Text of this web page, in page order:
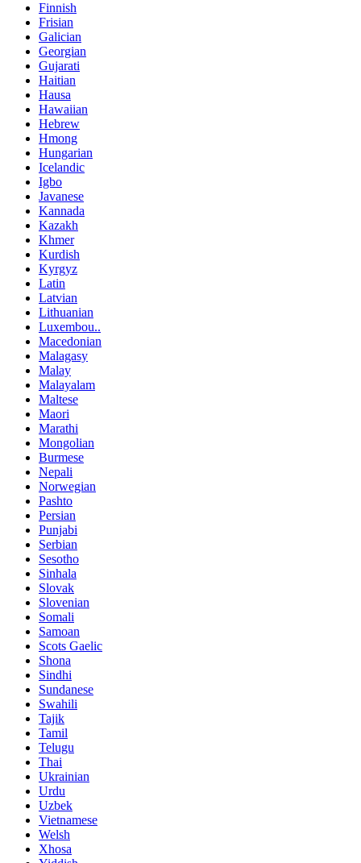
Finnish
Frisian
Galician
Georgian
Gujarati
Haitian
Hausa
Hawaiian
Hebrew
Hmong
Hungarian
Icelandic
Igbo
Javanese
Kannada
Kazakh
Khmer
Kurdish
Kyrgyz
Latin
Latvian
Lithuanian
Luxembou..
Macedonian
Malagasy
Malay
Malayalam
Maltese
Maori
Marathi
Mongolian
Burmese
Nepali
Norwegian
Pashto
Persian
Punjabi
Serbian
Sesotho
Sinhala
Slovak
Slovenian
Somali
Samoan
Scots Gaelic
Shona
Sindhi
Sundanese
Swahili
Tajik
Tamil
Telugu
Thai
Ukrainian
Urdu
Uzbek
Vietnamese
Welsh
Xhosa